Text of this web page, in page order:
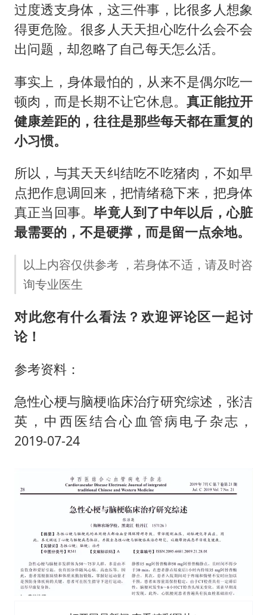
过度透支身体，这三件事，比很多人想象
得更危险。很多人天天担心吃什么会不会
出问题，却忽略了自己每天怎么活。
事实上，身体最怕的，从来不是偶尔吃一
顿肉，而是长期不让它休息。真正能拉开
健康差距的，往往是那些每天都在重复的
小习惯。
所以，与其天天纠结吃不吃猪肉，不如早
点把作息调回来，把情绪稳下来，把身体
真正当回事。毕竟人到了中年以后，心脏
最需要的，不是硬撑，而是留一点余地。
以上内容仅供参考 ，若身体不适，请及时咨
询专业医生
对此您有什么看法？欢迎评论区一起讨
论！
参考资料：
急性心梗与脑梗临床治疗研究综述，张洁
英，中西医结合心血管病电子杂志，
2019-07-24